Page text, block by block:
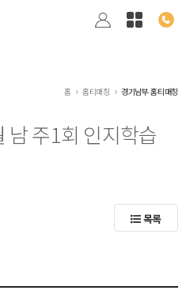
홈 홈티매칭 경기남부 홈티매칭
남 주1회 인지학습
목록